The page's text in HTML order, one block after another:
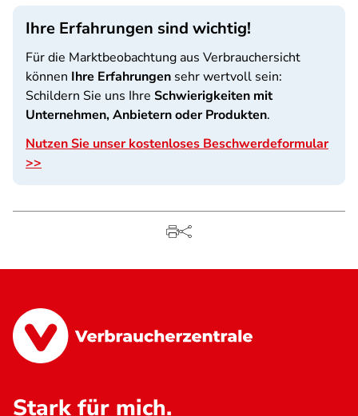
Ihre Erfahrungen sind wichtig!
Für die Marktbeobachtung aus Verbrauchersicht
können Ihre Erfahrungen sehr wertvoll sein:
Schildern Sie uns Ihre Schwierigkeiten mit
Unternehmen, Anbietern oder Produkten.
Nutzen Sie unser kostenloses Beschwerdeformular
>>
Stark für mich.